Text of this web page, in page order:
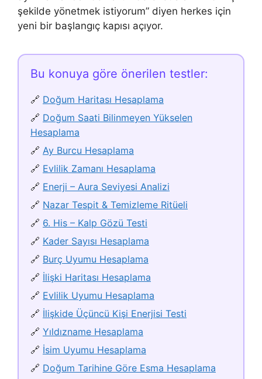
şekilde yönetmek istiyorum” diyen herkes için
yeni bir başlangıç kapısı açıyor.
Bu konuya göre önerilen testler:
🔗 Doğum Haritası Hesaplama
🔗 Doğum Saati Bilinmeyen Yükselen
Hesaplama
🔗 Ay Burcu Hesaplama
🔗 Evlilik Zamanı Hesaplama
🔗 Enerji – Aura Seviyesi Analizi
🔗 Nazar Tespit & Temizleme Ritüeli
🔗 6. His – Kalp Gözü Testi
🔗 Kader Sayısı Hesaplama
🔗 Burç Uyumu Hesaplama
🔗 İlişki Haritası Hesaplama
🔗 Evlilik Uyumu Hesaplama
🔗 İlişkide Üçüncü Kişi Enerjisi Testi
🔗 Yıldızname Hesaplama
🔗 İsim Uyumu Hesaplama
🔗 Doğum Tarihine Göre Esma Hesaplama